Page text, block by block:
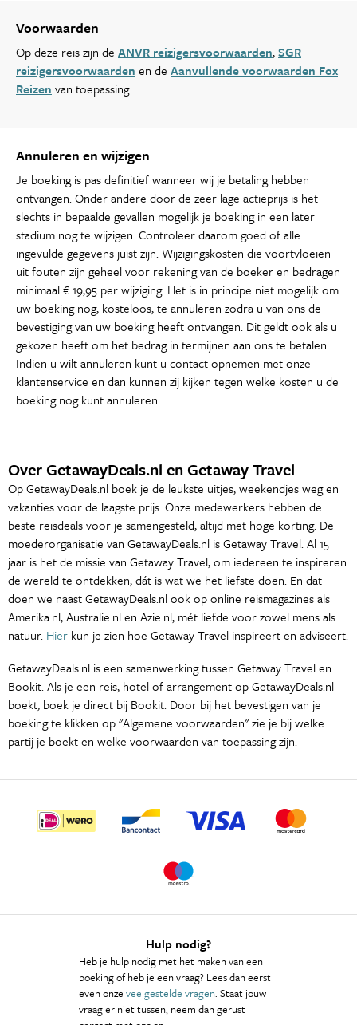
Voorwaarden
Op deze reis zijn de ANVR reizigersvoorwaarden,SGR
reizigersvoorwaarden en de Aanvullende voorwaarden Fox
Reizen van toepassing.
Annuleren en wijzigen
Je boeking is pas definitief wanneer wij je betaling hebben
ontvangen. Onder andere door de zeer lage actieprijs is het
slechts in bepaalde gevallen mogelijk je boeking in een later
stadium nog te wijzigen. Controleer daarom goed of alle
ingevulde gegevens juist zijn. Wijzigingskosten die voortvloeien
uit fouten zijn geheel voor rekening van de boeker en bedragen
minimaal € 19,95 per wijziging. Het is in principe niet mogelijk om
uw boeking nog, kosteloos, te annuleren zodra u van ons de
bevestiging van uw boeking heeft ontvangen. Dit geldt ook als u
gekozen heeft om het bedrag in termijnen aan ons te betalen.
Indien u wilt annuleren kunt u contact opnemen met onze
klantenservice en dan kunnen zij kijken tegen welke kosten u de
boeking nog kunt annuleren.
Over GetawayDeals.nl en Getaway Travel
Op GetawayDeals.nl boek je de leukste uitjes, weekendjes weg en
vakanties voor de laagste prijs. Onze medewerkers hebben de
beste reisdeals voor je samengesteld, altijd met hoge korting. De
moederorganisatie van GetawayDeals.nl is Getaway Travel. Al 15
jaar is het de missie van Getaway Travel, om iedereen te inspireren
de wereld te ontdekken, dát is wat we het liefste doen. En dat
doen we naast GetawayDeals.nl ook op online reismagazines als
Amerika.nl, Australie.nl en Azie.nl, mét liefde voor zowel mens als
natuur. Hier kun je zien hoe Getaway Travel inspireert en adviseert.
GetawayDeals.nl is een samenwerking tussen Getaway Travel en
Bookit. Als je een reis, hotel of arrangement op GetawayDeals.nl
boekt, boek je direct bij Bookit. Door bij het bevestigen van je
boeking te klikken op "Algemene voorwaarden" zie je bij welke
partij je boekt en welke voorwaarden van toepassing zijn.
Hulp nodig?
Heb je hulp nodig met het maken van een
boeking of heb je een vraag? Lees dan eerst
even onze veelgestelde vragen. Staat jouw
vraag er niet tussen, neem dan gerust